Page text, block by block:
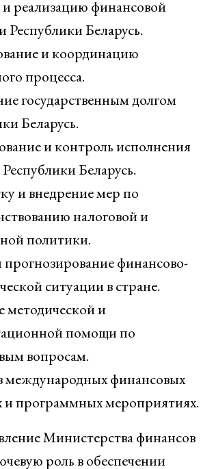
и реализацию финансовой
Республики Беларусь.
и координацию
процесса.
государственным долгом
Беларусь.
и контроль исполнения
Беларусь.
и внедрение мер по
налоговой и
политики.
финансово-
ситуации в стране.
методической и
помощи по
вопросам.
международных финансовых
и программных мероприятиях.
Министерства финансов
роль в обеспечении